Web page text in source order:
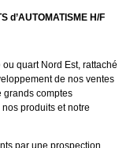
d’AUTOMATISME H/F
quart Nord Est, rattaché
de nos ventes
grands comptes
produits et notre
par une prospection